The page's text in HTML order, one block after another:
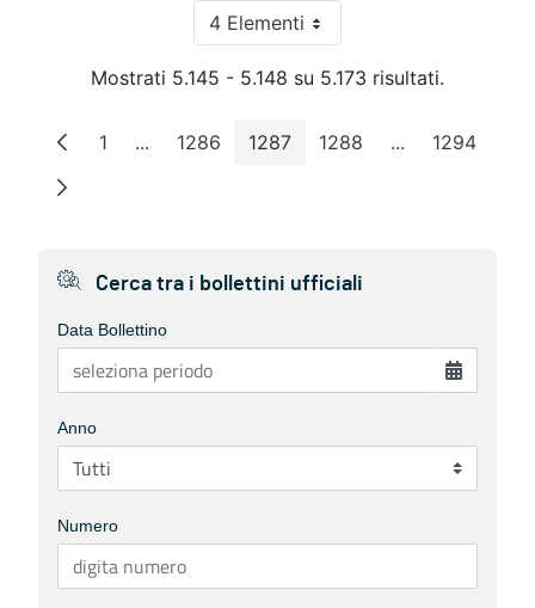
4 ElementiPer pagina
Mostrati 5.145 - 5.148 su 5.173 risultati.
Pagina
1 ...Pagine intermedie
Pagina
1286 Pagina
1287 Pagina
1288 ...PaginePagina
1294
Cerca tra i bollettini ufficiali
Data Bollettino
Anno
Numero